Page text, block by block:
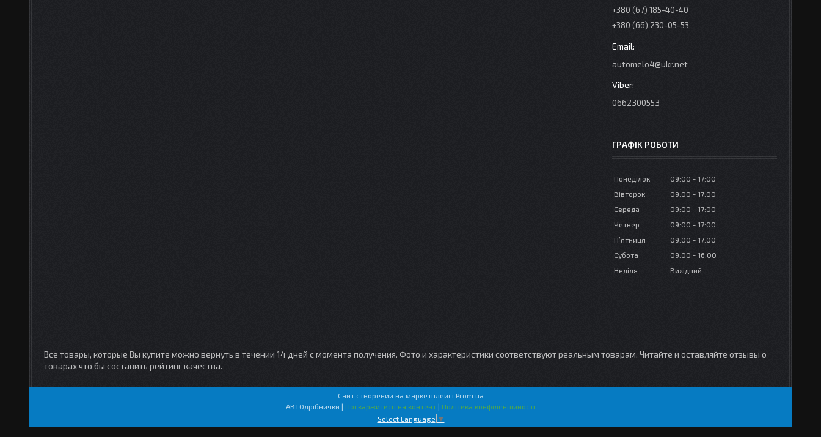
+380 (67) 185-40-40
+380 (66) 230-05-53
automelo4@ukr.net
0662300553
ГРАФІК РОБОТИ
Понеділок 09:00
17:00
Вівторок
09:00
17:00
Середа
09:00
17:00
Четвер
09:00
17:00
Пʼятниця
09:00
17:00
Субота
09:00
16:00
Неділя
Вихідний
Все товары, которые Вы купите можно вернуть в течении 14 дней с момента получения. Фото и характеристики соответствуют реальным товарам. Читайте и оставляйте отзывы о
товарах что бы составить рейтинг качества.
Сайт створений на маркетплейсі Prom.ua
АВТОдрібнички | Поскаржитися на контент | Політика конфіденційності
Select Language ▼